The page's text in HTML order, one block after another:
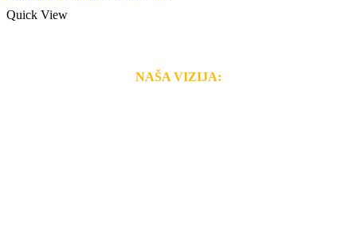
Quick View
NAŠA VIZIJA: